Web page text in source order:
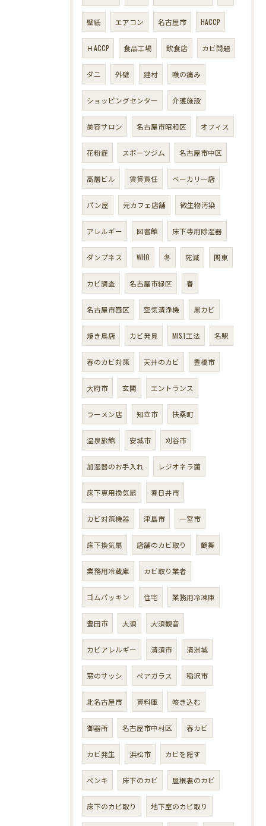
壁紙 エアコン 名古屋市 HACCP
ＨACCP 食品工場 飲食店 カビ問題
ダニ 外壁 建材 喉の痛み
ショッピングセンター 介護施設
美容サロン 名古屋市昭和区 オフィス
花粉症 スポーツジム 名古屋市中区
高層ビル 賃貸責任 ベーカリー店
パン屋 元カフェ店舗 微生物汚染
アレルギー 図書館 床下専用除湿器
ダンプネス WHO 冬 死滅 関東
カビ調査 名古屋市緑区 春
名古屋市西区 空気清浄機 黒カビ
焼き鳥店 カビ発見 MIST工法 名駅
春のカビ対策 天井のカビ 豊橋市
大府市 玄関 エントランス
ラーメン店 知立市 扶桑町
温泉旅館 安城市 刈谷市
加湿器のお手入れ レジオネラ菌
床下専用換気扇 春日井市
カビ対策機器 津島市 一宮市
床下換気扇 店舗のカビ取り 鶴舞
業務用冷蔵庫 カビ取り業者
ゴムパッキン 住宅 業務用冷凍庫
豊田市 大須 大須観音
カビアレルギー 清須市 清洲城
窓のサッシ ペアガラス 稲沢市
北名古屋市 資料庫 咳き込む
御器所 名古屋市中村区 春カビ
カビ発生 浜松市 カビを隠す
ペンキ 床下のカビ 屋根裏のカビ
床下のカビ取り 地下室のカビ取り